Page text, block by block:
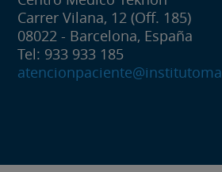
Carrer Vilana, 12 (Off. 185)
08022 - Barcelona, España
Tel: 933 933 185